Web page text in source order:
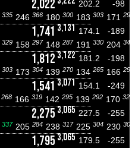
2,022 202.2
-98
335 246 366 180 300 183 303 171
1,741 3,131 174.1
-189
329 158 297 148 287 191 330 204
1,812 3,122 181.2
-198
303 173 304 139 270 134 265 166
1,541 3,071 154.1
-249
268 166 319 142 295 139 292 170
2,275 3,065 227.5
-255
337 205 284 238 317 225 304 230
1,795 3,065 179.5
-255